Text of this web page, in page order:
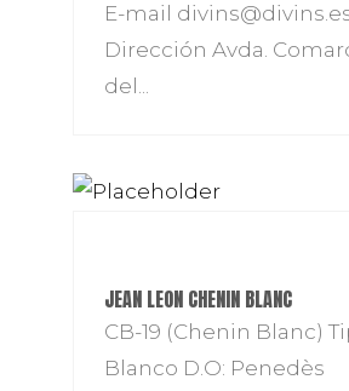
E-mail
Dirección Avda.
del...
JEAN LEON CHENIN BLANC
CB-19 (Chenin Blanc)
Blanco D.O: Penedès